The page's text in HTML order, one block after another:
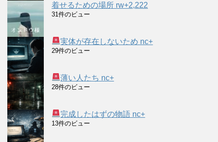
着せるための場所 rw+2,222
31件のビュー
実体が存在しないため nc+
29件のビュー
薄い人たち nc+
28件のビュー
完成したはずの物語 nc+
13件のビュー